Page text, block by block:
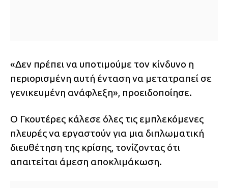
«Δεν πρέπει να υποτιμούμε τον κίνδυνο η
περιορισμένη αυτή ένταση να μετατραπεί σε
γενικευμένη ανάφλεξη», προειδοποίησε.
Ο Γκουτέρες κάλεσε όλες τις εμπλεκόμενες
πλευρές να εργαστούν για μια διπλωματική
διευθέτηση της κρίσης, τονίζοντας ότι
απαιτείται άμεση αποκλιμάκωση.